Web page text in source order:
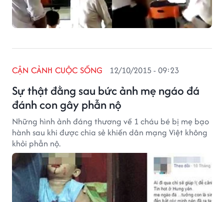
Sự thật đằng sau bức ảnh mẹ ngáo đá
đánh con gây phẫn nộ
CẬN CẢNH CUỘC SỐNG 12/10/2015 - 09:23
Những hình ảnh đáng thương về 1 cháu bé bị mẹ bạo
hành sau khi được chia sẻ khiến dân mạng Việt không
khỏi phẫn nộ.